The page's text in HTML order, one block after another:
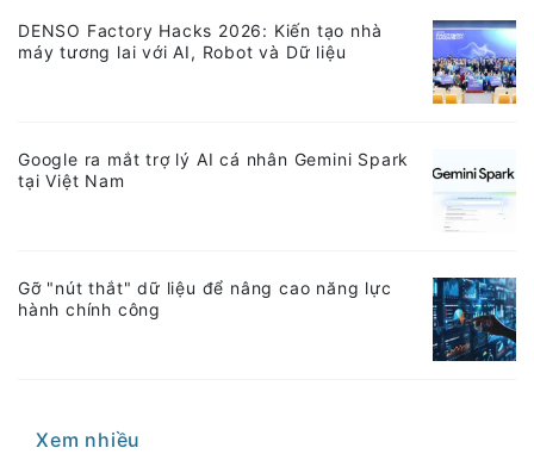
DENSO Factory Hacks 2026: Kiến tạo nhà
máy tương lai với AI, Robot và Dữ liệu
Google ra mắt trợ lý AI cá nhân Gemini Spark
tại Việt Nam
Gỡ "nút thắt" dữ liệu để nâng cao năng lực
hành chính công
Xem nhiều